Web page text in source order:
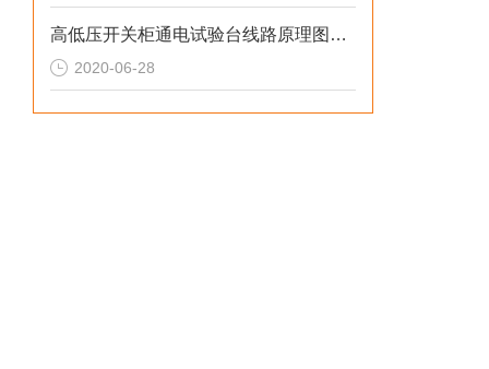
高低压开关柜通电试验台线路原理图是什么样的
2020-06-28